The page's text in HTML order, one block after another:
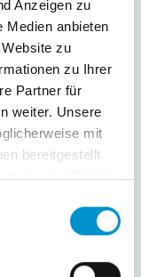
Anzeigen zu
Medien anbieten
zu
zu Ihrer
Partner für
weiter. Unsere
mit
bereitgestellt
der Dienste
durchgeführten